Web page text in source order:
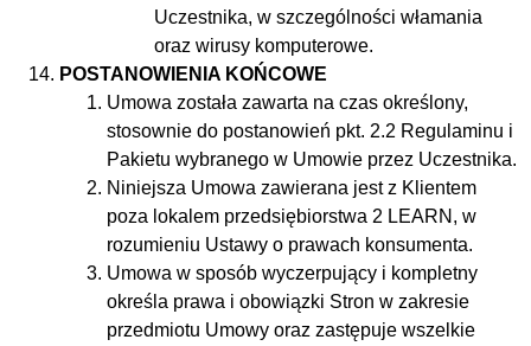
Uczestnika, w szczególności włamania
oraz wirusy komputerowe.
POSTANOWIENIA KOŃCOWE
Umowa została zawarta na czas określony,
stosownie do postanowień pkt. 2.2 Regulaminu i
Pakietu wybranego w Umowie przez Uczestnika.
Niniejsza Umowa zawierana jest z Klientem
poza lokalem przedsiębiorstwa 2 LEARN, w
rozumieniu Ustawy o prawach konsumenta.
Umowa w sposób wyczerpujący i kompletny
określa prawa i obowiązki Stron w zakresie
przedmiotu Umowy oraz zastępuje wszelkie